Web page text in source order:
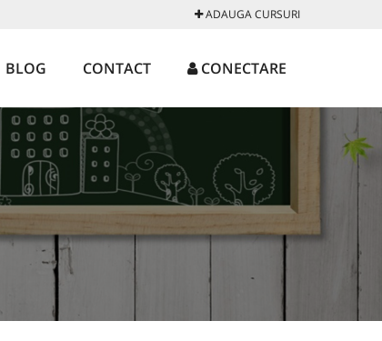
ADAUGA CURSURI
BLOG CONTACT CONECTARE